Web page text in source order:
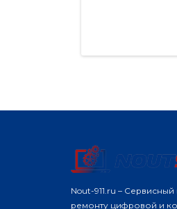
Nout-911.ru –
ремонту цифровой и